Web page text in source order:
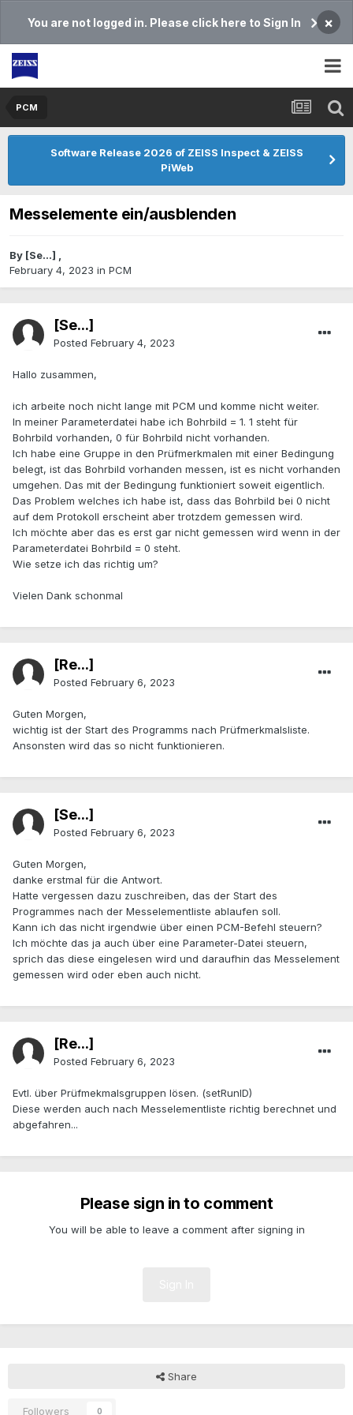
You are not logged in. Please click here to Sign In ×
PCM
Software Release 2026 of ZEISS Inspect & ZEISS
PiWeb
Messelemente ein/ausblenden
By [Se...] ,
February 4, 2023 in PCM
[Se...]
Posted February 4, 2023
Hallo zusammen,
ich arbeite noch nicht lange mit PCM und komme nicht weiter.
In meiner Parameterdatei habe ich Bohrbild = 1. 1 steht für
Bohrbild vorhanden, 0 für Bohrbild nicht vorhanden.
Ich habe eine Gruppe in den Prüfmerkmalen mit einer Bedingung
belegt, ist das Bohrbild vorhanden messen, ist es nicht vorhanden
umgehen. Das mit der Bedingung funktioniert soweit eigentlich.
Das Problem welches ich habe ist, dass das Bohrbild bei 0 nicht
auf dem Protokoll erscheint aber trotzdem gemessen wird.
Ich möchte aber das es erst gar nicht gemessen wird wenn in der
Parameterdatei Bohrbild = 0 steht.
Wie setze ich das richtig um?
Vielen Dank schonmal
[Re...]
Posted February 6, 2023
Guten Morgen,
wichtig ist der Start des Programms nach Prüfmerkmalsliste.
Ansonsten wird das so nicht funktionieren.
[Se...]
Posted February 6, 2023
Guten Morgen,
danke erstmal für die Antwort.
Hatte vergessen dazu zuschreiben, das der Start des
Programmes nach der Messelementliste ablaufen soll.
Kann ich das nicht irgendwie über einen PCM-Befehl steuern?
Ich möchte das ja auch über eine Parameter-Datei steuern,
sprich das diese eingelesen wird und daraufhin das Messelement
gemessen wird oder eben auch nicht.
[Re...]
Posted February 6, 2023
Evtl. über Prüfmekmalsgruppen lösen. (setRunID)
Diese werden auch nach Messelementliste richtig berechnet und
abgefahren...
Please sign in to comment
You will be able to leave a comment after signing in
Share
Followers 0